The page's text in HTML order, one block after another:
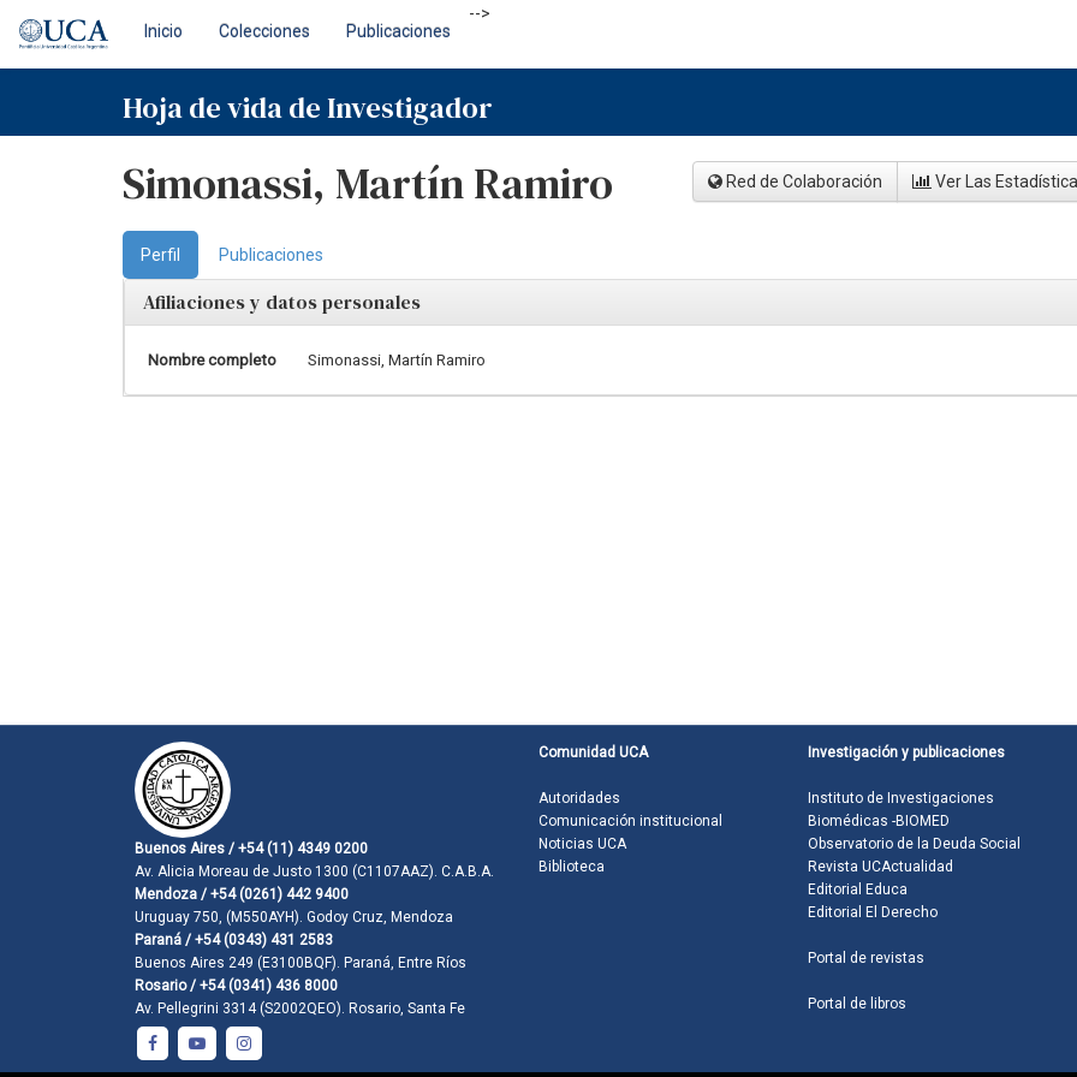
navigation
Inicio Colecciones Publicaciones
-->
Hoja de vida de Investigador
Simonassi, Martín Ramiro Red de Colaboración Ver Las
Perfil Publicaciones
Afiliaciones y datos personales
Nombre completo Simonassi, Martín Ramiro
Buenos Aires / +54 (11) 4349 0200
Av. Alicia Moreau de Justo 1300 (C1107AAZ). C.A.B.A.
Mendoza / +54 (0261) 442 9400
Uruguay 750, (M550AYH). Godoy Cruz, Mendoza
Paraná / +54 (0343) 431 2583
Buenos Aires 249 (E3100BQF). Paraná, Entre Ríos
Rosario / +54 (0341) 436 8000
Av. Pellegrini 3314 (S2002QEO). Rosario, Santa Fe
Comunidad UCA
Autoridades
Comunicación institucional
Noticias UCA
Biblioteca
Investigación y publicaciones
Instituto de Investigaciones
Biomédicas -BIOMED
Observatorio de la Deuda Social
Revista UCActualidad
Editorial Educa
Editorial El Derecho
Portal de revistas
Portal de libros